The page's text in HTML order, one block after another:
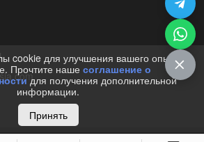
cookie для улучшения вашего опыта на
Прочтите наше соглашение о
для получения дополнительной
информации.
Принять